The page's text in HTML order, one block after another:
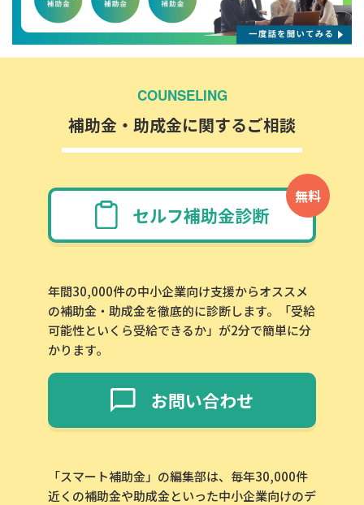
COUNSELING
補助金・助成金に関するご相談
無料
セルフ補助金診断
年間30,000件の中小企業向け支援からオススメ
の補助金・助成金を徹底的に診断します。「受給
可能性といくら受給できるか」が2分で簡単に分
かります。
お問い合わせ
「スマート補助金」の編集部は、毎年30,000件
近くの補助金や助成金といった中小企業向けのデ